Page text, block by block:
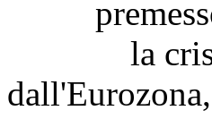
la crisi